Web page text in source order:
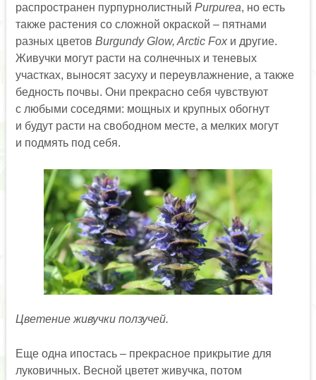
распространен пурпурнолистный Purpurea, но есть
также растения со сложной окраской – пятнами
разных цветов Burgundy Glow, Arctic Fox и другие.
Живучки могут расти на солнечных и теневых
участках, выносят засуху и переувлажнение, а также
бедность почвы. Они прекрасно себя чувствуют
с любыми соседями: мощных и крупных обогнут
и будут расти на свободном месте, а мелких могут
и подмять под себя.
Цветение живучки ползучей.
Еще одна ипостась – прекрасное прикрытие для
луковичных. Весной цветет живучка, потом